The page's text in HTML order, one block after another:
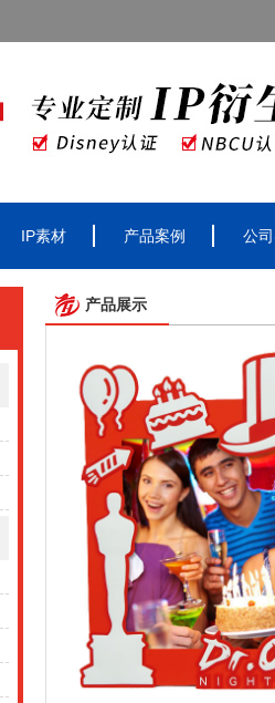
IP素材 产品案例 公
产品展示